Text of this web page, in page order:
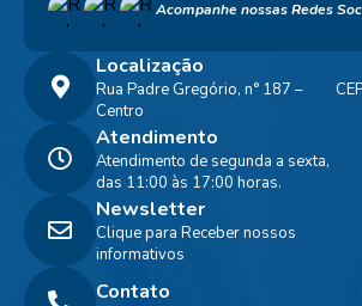
Acompanhe nossas Redes
Localização
Rua Padre Gregório, n° 187 –
Centro
Contato
Atendimento
Atendimento de segunda a sexta,
das 11:00 às 17:00 horas.
Newsletter
Clique para Receber nossos
informativos